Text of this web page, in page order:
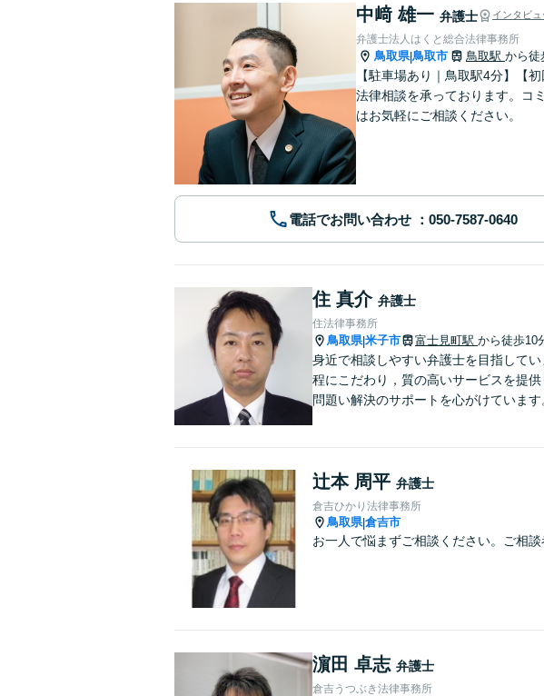
中﨑 雄一 弁護士 インタビ
弁護士法人はくと総合法律事務所
鳥取県|鳥取市 鳥取駅 から徒
【駐車場あり｜鳥取駅4分】【
法律相談を承っております。コ
はお気軽にご相談ください。
電話でお問い合わせ
住 真介 弁護士
住法律事務所
鳥取県|米子市 富士見町駅 から徒歩10
身近で相談しやすい弁護士を目指して
程にこだわり，質の高いサービスを提
問題い解決のサポートを心がけています
辻本 周平 弁護士
倉吉ひかり法律事務所
鳥取県|倉吉市
お一人で悩まずご相談ください。ご相
濵田 卓志 弁護士
倉吉うつぶき法律事務所